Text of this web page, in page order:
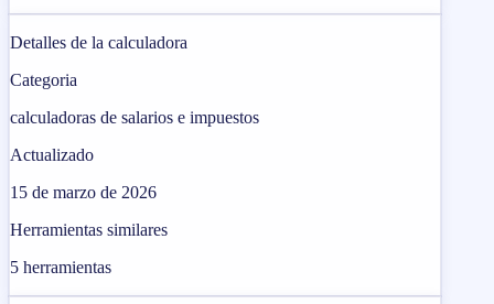
Detalles de la calculadora
Categoria
calculadoras de salarios e impuestos
Actualizado
15 de marzo de 2026
Herramientas similares
5 herramientas